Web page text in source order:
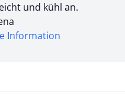
und kühl an.
Information